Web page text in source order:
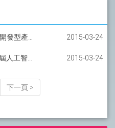
2015-03-24
2015-03-24
下一頁 >